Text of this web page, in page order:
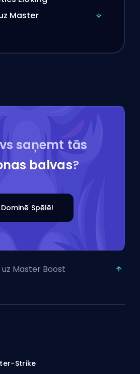
Master
saņemt tās
balvas?
Dominē Spēlē!
Master Boost
Strike